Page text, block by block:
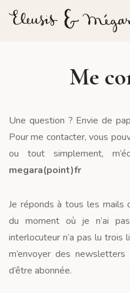
Me
Une question ? Envie de
Pour me contacter, vous
ou tout simplement,
megara(point)fr
Je réponds à tous les mails
du moment où je n’ai
interlocuteur n’a pas lu trois
m’envoyer des
d’être abonnée.